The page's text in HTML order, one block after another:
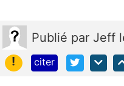
Publié par Jeff
!
citer